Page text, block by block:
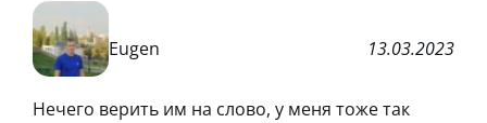
Eugen 13.03.2023
Нечего верить им на слово, у меня тоже так